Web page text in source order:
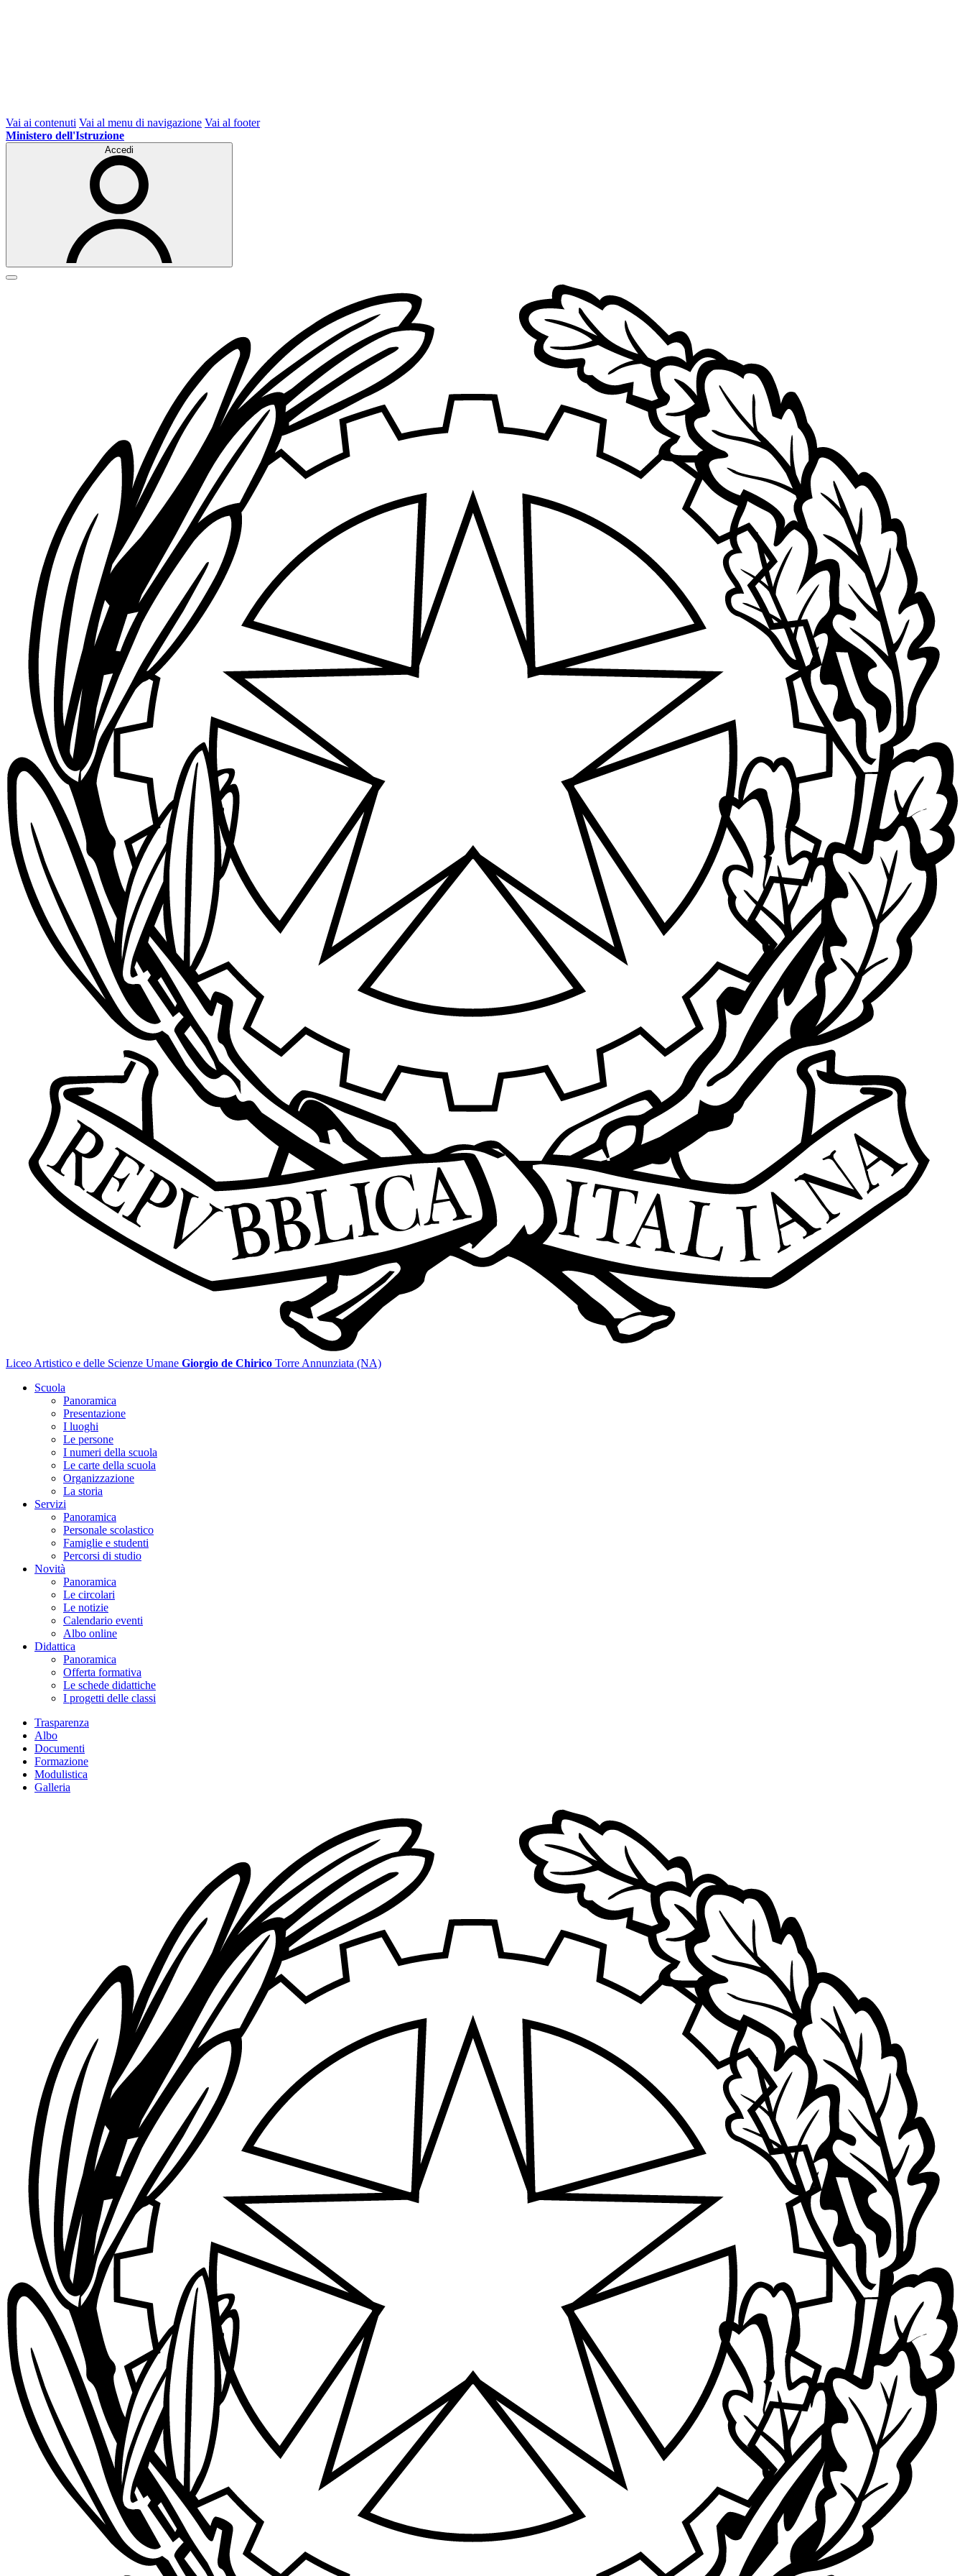
Vai ai contenuti Vai al menu di navigazione Vai al footer
Ministero dell'Istruzione
Accedi
Liceo Artistico e delle Scienze Umane Giorgio de Chirico Torre Annunziata (NA)
Scuola
Panoramica
Presentazione
I luoghi
Le persone
I numeri della scuola
Le carte della scuola
Organizzazione
La storia
Servizi
Panoramica
Personale scolastico
Famiglie e studenti
Percorsi di studio
Novità
Panoramica
Le circolari
Le notizie
Calendario eventi
Albo online
Didattica
Panoramica
Offerta formativa
Le schede didattiche
I progetti delle classi
Trasparenza
Albo
Documenti
Formazione
Modulistica
Galleria